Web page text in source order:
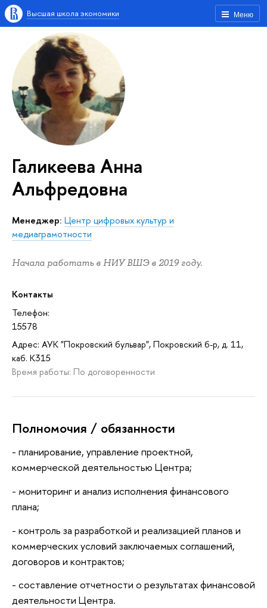
Меню
Высшая школа экономики
Галикеева Анна
Альфредовна
Менеджер: Центр цифровых культур и
медиаграмотности
Начала работать в НИУ ВШЭ в 2019 году.
Контакты
Телефон:
15578
Адрес: АУК "Покровский бульвар", Покровский б-р, д. 11,
каб. K315
Время работы: По договоренности
Полномочия / обязанности
- планирование, управление проектной,
коммерческой деятельностью Центра;
- мониторинг и анализ исполнения финансового
плана;
- контроль за разработкой и реализацией планов и
коммерческих условий заключаемых соглашений,
договоров и контрактов;
- составление отчетности о результатах финансовой
деятельности Центра.